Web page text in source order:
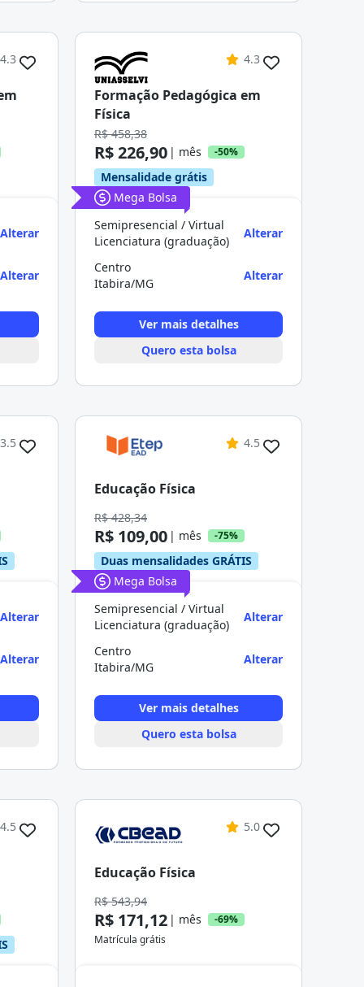
4.3
Alterar
Alterar
4.3
Formação Pedagógica em
Física
R$ 458,38
R$ 226,90 | mês -50%
Mensalidade grátis
Mega Bolsa
Semipresencial / Virtual
Licenciatura (graduação)
Alterar
Centro
Itabira/MG
Alterar
Ver mais detalhes
Quero esta bolsa
3.5
Alterar
Alterar
4.5
Educação Física
R$ 428,34
R$ 109,00 | mês -75%
Duas mensalidades GRÁTIS
Mega Bolsa
Semipresencial / Virtual
Licenciatura (graduação)
Alterar
Centro
Itabira/MG
Alterar
Ver mais detalhes
Quero esta bolsa
4.5 5.0
Educação Física
R$ 543,94
R$ 171,12 | mês
-69%
Matrícula grátis